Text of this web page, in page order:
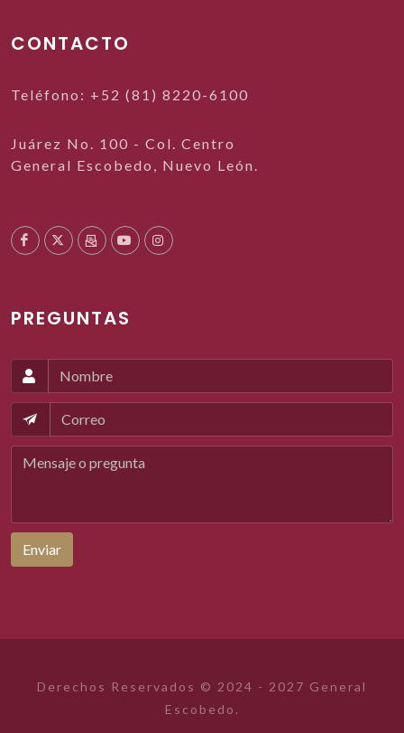
CONTACTO
Teléfono: +52 (81) 8220-6100
Juárez No. 100 - Col. Centro
General Escobedo, Nuevo León.
PREGUNTAS
Enviar
Derechos Reservados © 2024 - 2027 General
Escobedo.